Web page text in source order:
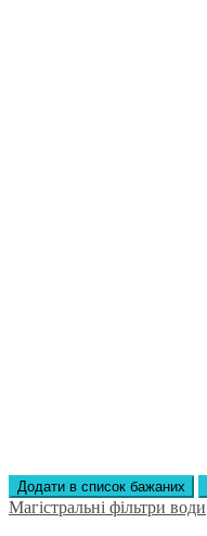
Додати в список бажаних
Магістральні фільтри води